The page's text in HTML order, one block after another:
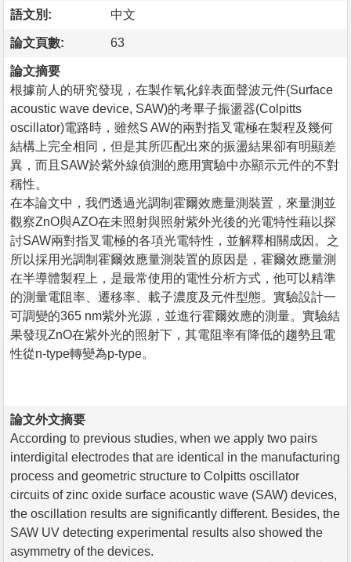
語文別: 中文
論文頁數: 63
論文摘要
根據前人的研究發現，在製作氧化鋅表面聲波元件(Surface
acoustic wave device, SAW)的考畢子振盪器(Colpitts
oscillator)電路時，雖然S AW的兩對指叉電極在製程及幾何
結構上完全相同，但是其所匹配出來的振盪結果卻有明顯差
異，而且SAW於紫外線偵測的應用實驗中亦顯示元件的不對
稱性。
在本論文中，我們透過光調制霍爾效應量測裝置，來量測並
觀察ZnO與AZO在未照射與照射紫外光後的光電特性藉以探
討SAW兩對指叉電極的各項光電特性，並解釋相關成因。之
所以採用光調制霍爾效應量測裝置的原因是，霍爾效應量測
在半導體製程上，是最常使用的電性分析方式，他可以精準
的測量電阻率、遷移率、載子濃度及元件型態。實驗設計一
可調變的365 nm紫外光源，並進行霍爾效應的測量。實驗結
果發現ZnO在紫外光的照射下，其電阻率有降低的趨勢且電
性從n-type轉變為p-type。
論文外文摘要
According to previous studies, when we apply two pairs
interdigital electrodes that are identical in the manufacturing
process and geometric structure to Colpitts oscillator
circuits of zinc oxide surface acoustic wave (SAW) devices,
the oscillation results are significantly different. Besides, the
SAW UV detecting experimental results also showed the
asymmetry of the devices.